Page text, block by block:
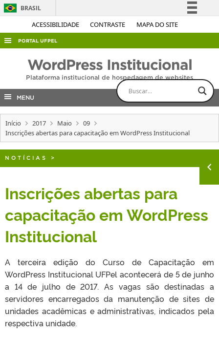
ACESSIBILIDADE CONTRASTE MAPA DO SITE
BRASIL
Simplifique!
Acesso à informação
Legislação
PORTAL UFPEL
AUDITORIA
COBALTO
CONCURSOS
EDITAIS
OUVIDORIA
TELEFONES
WordPress Institucional
Plataforma institucional de hospedagem de websites
MENU
Início 2017 Maio
09
Inscrições abertas para capacitação em WordPress Institucional
NOTÍCIAS >
Inscrições abertas para
capacitação em WordPress
Institucional
A terceira edição do Curso de Capacitação em
WordPress Institucional UFPel acontecerá de 5 de junho
a 14 de julho de 2017. As vagas são destinadas a
servidores encarregados da manutenção de sites de
unidades acadêmicas e administrativas, indicados pela
respectiva unidade.